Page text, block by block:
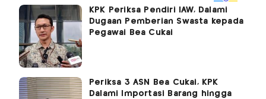
KPK Periksa Pendiri IAW, Dalami
Dugaan Pemberian Swasta kepada
Pegawai Bea Cukai
Periksa 3 ASN Bea Cukai, KPK
Dalami Importasi Barang hingga